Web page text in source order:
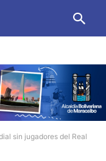
sin jugadores del Real